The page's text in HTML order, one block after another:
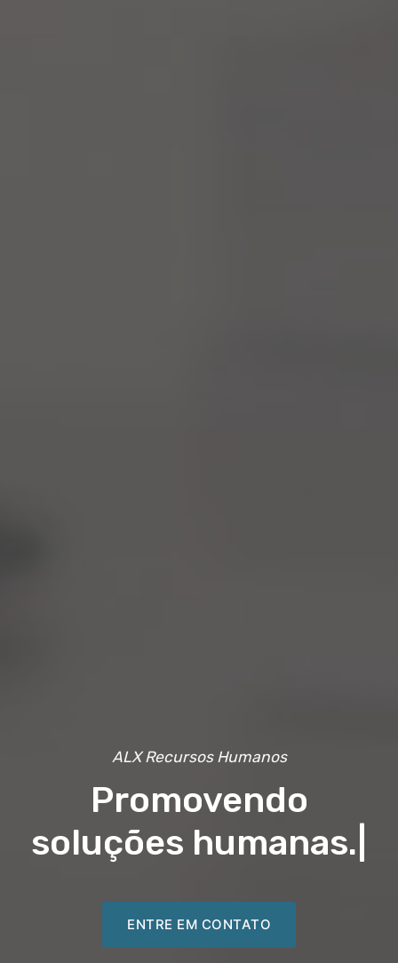
ALX Recursos Humanos
Promovendo
soluções humanas.
ENTRE EM CONTATO